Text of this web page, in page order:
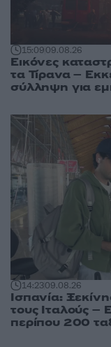
15:0909.08.26
Εικόνες
τα Τίρανα –
σύλληψη για
14:2309.08.26
Ισπανία:
τους Ιταλούς –
περίπου 200